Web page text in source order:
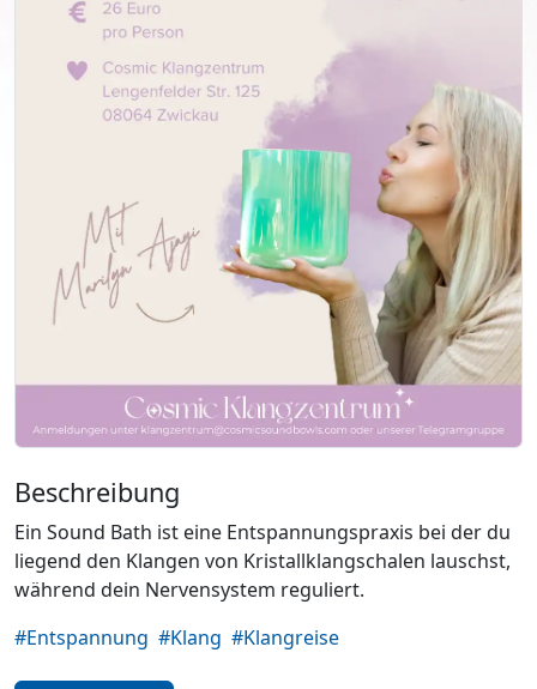
Beschreibung
Ein Sound Bath ist eine Entspannungspraxis bei der du
liegend den Klangen von Kristallklangschalen lauschst,
während dein Nervensystem reguliert.
#Entspannung #Klang #Klangreise